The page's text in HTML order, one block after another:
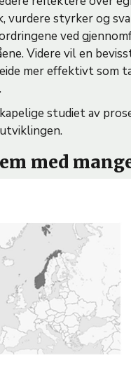
vurdere styrker og
ved
Videre vil en
mer effektivt som
studiet av
med